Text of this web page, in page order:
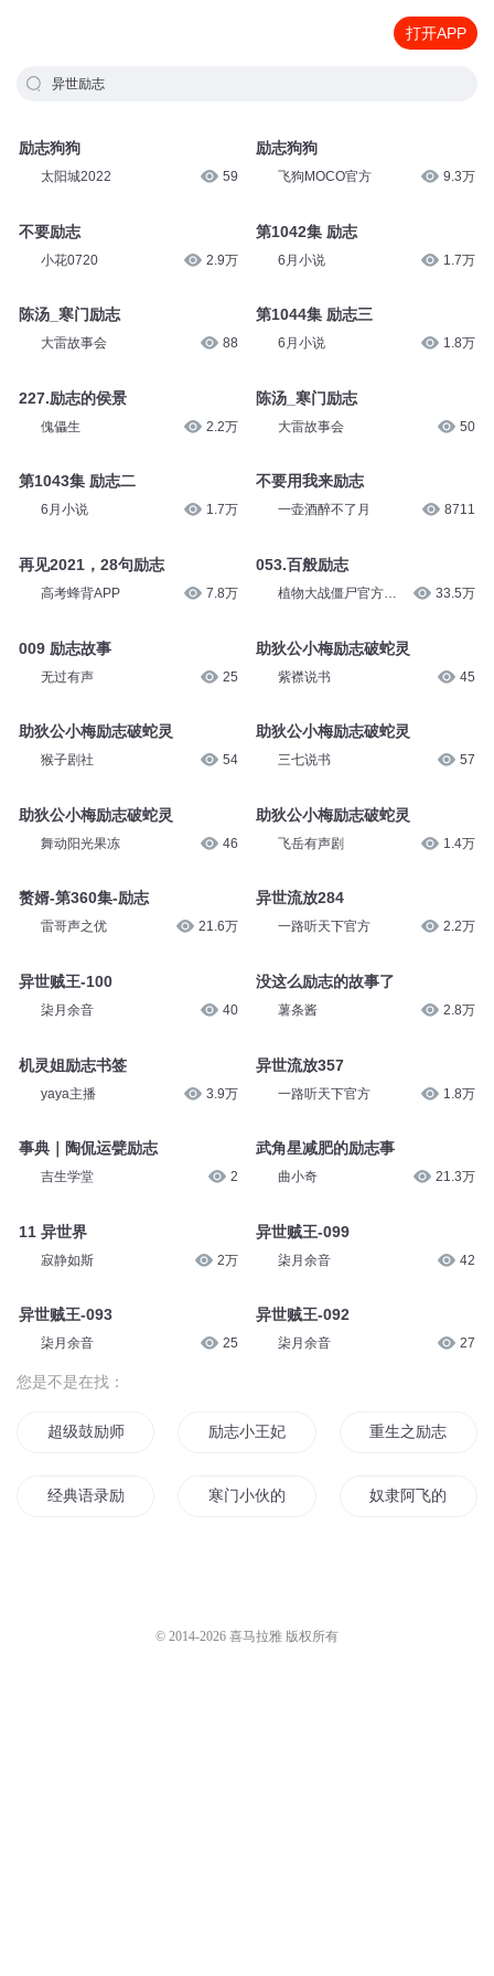
打开APP
异世励志
励志狗狗
太阳城2022 59
不要励志
小花0720 2.9万
陈汤_寒门励志
大雷故事会 88
227.励志的侯景
傀儡生 2.2万
第1043集 励志二
6月小说 1.7万
再见2021，28句励志
高考蜂背APP 7.8万
009 励志故事
无过有声 25
助狄公小梅励志破蛇灵
猴子剧社 54
助狄公小梅励志破蛇灵
舞动阳光果冻 46
赘婿-第360集-励志
雷哥声之优 21.6万
异世贼王-100
柒月余音 40
机灵姐励志书签
yaya主播 3.9万
事典｜陶侃运甓励志
吉生学堂 2
11 异世界
寂静如斯 2万
异世贼王-093
柒月余音 25
励志狗狗
飞狗MOCO官方 9.3万
第1042集 励志
6月小说 1.7万
第1044集 励志三
6月小说 1.8万
陈汤_寒门励志
大雷故事会 50
不要用我来励志
一壶酒醉不了月 8711
053.百般励志
植物大战僵尸官方频
33.5万
助狄公小梅励志破蛇灵
紫襟说书 45
助狄公小梅励志破蛇灵
三七说书 57
助狄公小梅励志破蛇灵
飞岳有声剧 1.4万
异世流放284
一路听天下官方 2.2万
没这么励志的故事了
薯条酱 2.8万
异世流放357
一路听天下官方 1.8万
武角星减肥的励志事
曲小奇 21.3万
异世贼王-099
柒月余音 42
异世贼王-092
柒月余音 27
您是不是在找：
超级鼓励师 励志小王妃魔君大人请笑纳重生之励志人生
经典语录励志故事 寒门小伙的励志人生 奴隶阿飞的励志
© 2014-2026 喜马拉雅 版权所有